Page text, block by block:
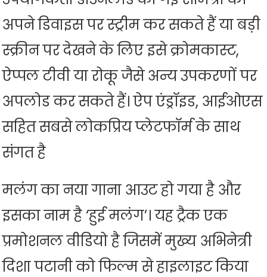
अपने डिवाइस पर स्ट्रीम कर सकते हैं या बड़ी
स्क्रीन पर देखने के लिए इसे क्रोमकास्ट,
ऐप्पल टीवी या रोकू जैसे अन्य उपकरणों पर
अपलोड कर सकते हैं। ऐप एंड्रॉइड, आईओएस
सहित सबसे लोकप्रिय प्लेटफॉर्म के साथ
संगत है
मलंग का नया गाना आउट हो गया है और
इसका नाम है ‘हुई मलंग’। यह ट्रैक एक
प्रमोशनल वीडियो है जिसमें मुख्य अभिनेत्री
दिशा पटानी को फिल्म से हाइलाइट किया